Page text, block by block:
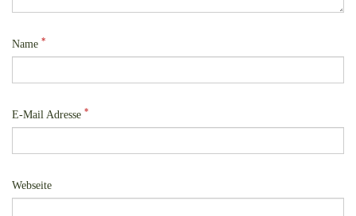
Name *
E-Mail Adresse *
Webseite